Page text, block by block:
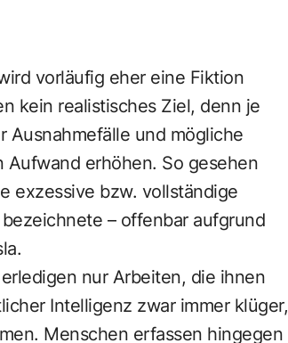
vorläufig eher eine Fiktion
kein realistisches Ziel, denn je
Ausnahmefälle und mögliche
Aufwand erhöhen. So gesehen
exzessive bzw. vollständige
– offenbar aufgrund
nur Arbeiten, die ihnen
Intelligenz zwar immer klüger,
Menschen erfassen hingegen